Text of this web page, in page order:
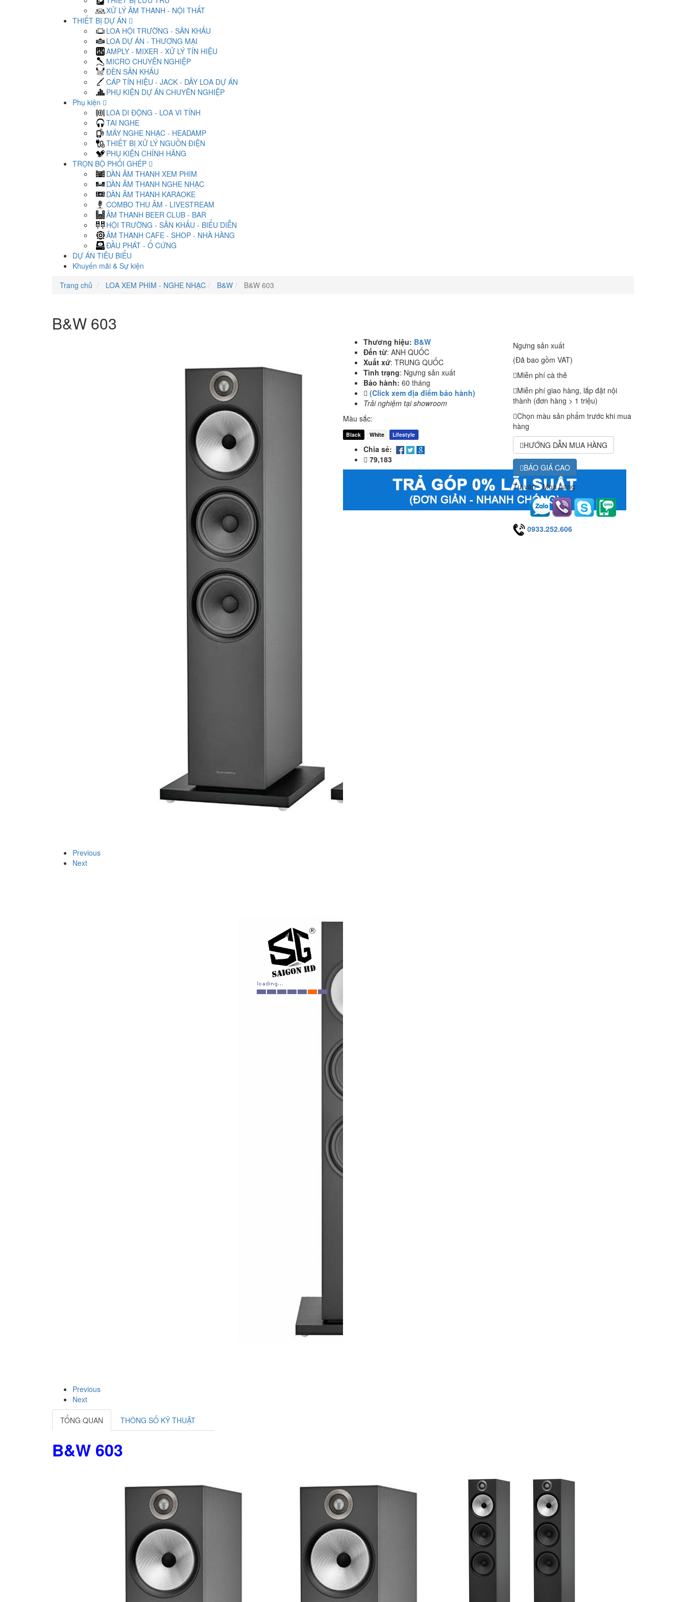
XỬ LÝ ÂM THANH - NỘI THẤT
THIẾT BỊ DỰ ÁN
LOA HỘI TRƯỜNG - SÂN KHẤU
LOA DỰ ÁN - THƯƠNG MẠI
AMPLY - MIXER - XỬ LÝ TÍN HIỆU
MICRO CHUYÊN NGHIỆP
ĐÈN SÂN KHẤU
CÁP TÍN HIỆU - JACK - DÂY LOA DỰ ÁN
PHỤ KIỆN DỰ ÁN CHUYÊN NGHIỆP
Phụ kiện
LOA DI ĐỘNG - LOA VI TÍNH
TAI NGHE
MÁY NGHE NHẠC - HEADAMP
THIẾT BỊ XỬ LÝ NGUỒN ĐIỆN
PHỤ KIỆN CHÍNH HÃNG
TRỌN BỘ PHỐI GHÉP
DÀN ÂM THANH XEM PHIM
DÀN ÂM THANH NGHE NHẠC
DÀN ÂM THANH KARAOKE
COMBO THU ÂM - LIVESTREAM
ÂM THANH BEER CLUB - BAR
HỘI TRƯỜNG - SÂN KHẤU - BIỂU DIỄN
ÂM THANH CAFE - SHOP - NHÀ HÀNG
ĐẦU PHÁT - Ổ CỨNG
DỰ ÁN TIÊU BIỂU
Khuyến mãi & Sự kiện
Trang chủ
LOA XEM PHIM - NGHE NHẠC B&W B&W 603
B&W 603
Previous
Next
Previous
Next
Thương hiệu: B&W
Đến từ: ANH QUỐC
Xuất xứ: TRUNG QUỐC
Tình trạng: Ngưng sản xuất
Bảo hành: 60 tháng
(Click xem địa điểm bảo hành)
Trải nghiệm tại showroom
Màu sắc:
Black White Lifestyle
Chia sẻ:
79,183
Ngưng sản xuất
(Đã bao gồm VAT)
Miễn phí cà thẻ
Miễn phí giao hàng, lắp đặt nội
thành (đơn hàng > 1 triệu)
Chọn màu sản phẩm trước khi mua
hàng
HƯỚNG DẪN MUA HÀNG
BÁO GIÁ CAO
Tư vấn - Mua hàng
0933.252.606
TỔNG QUAN THÔNG SỐ KỸ THUẬT
B&W 603